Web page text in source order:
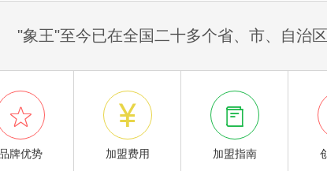
"象王"至今已在全国二十多个省、市、自治

牌优势

加盟费用

加盟指南